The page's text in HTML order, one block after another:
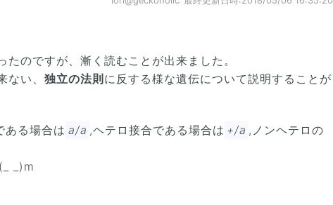
のですが、漸く読むことが出来ました。
ない、 独立の法則に反する様な遺伝について説明することが
ある場合は a/a ,ヘテロ接合である場合は +/a ,ノンヘテロの
_)m